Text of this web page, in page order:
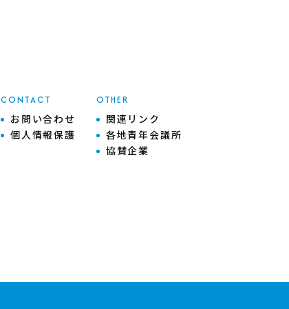
CONTACT
お問い合わせ
個人情報保護
OTHER
関連リンク
各地青年会議所
協賛企業